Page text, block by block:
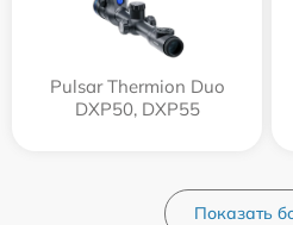
Pulsar Thermion Duo
DXP50, DXP55
Показать